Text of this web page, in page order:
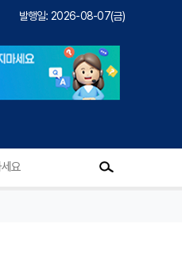
발행일: 2026-08-07(금)